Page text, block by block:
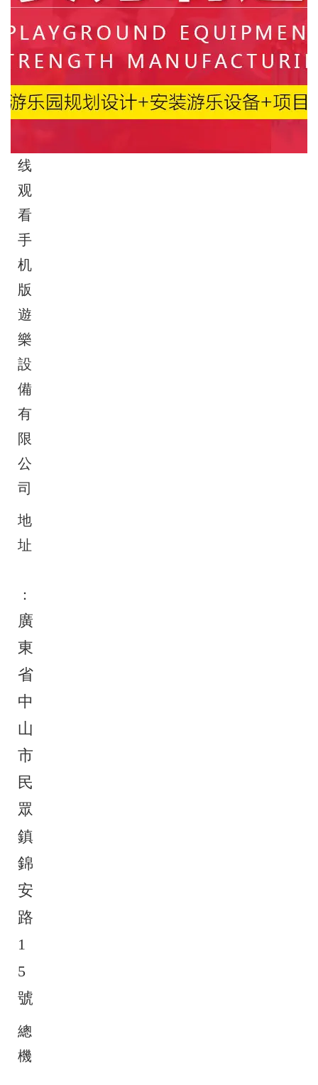
硬
汉
视
频
线
观
看
手
机
版
遊
樂
設
備
有
限
公
司
地
址
：
廣
東
省
中
山
市
民
眾
鎮
錦
安
路
1
5
號
總
機